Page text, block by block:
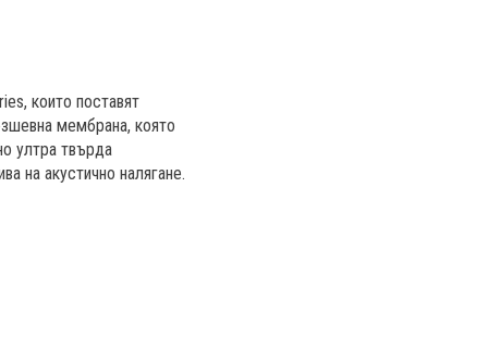
които поставят
мембрана, която
ултра твърда
на акустично налягане.